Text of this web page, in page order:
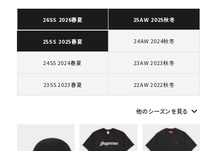
人気ワード 2026SS 2025AW 2025SS
Tシャツ・ロングスリーブ
キャップ・ハット
パーカー・クルーネック
カテゴリーから探す
並び順
26SS 2026春夏 25AW 2025秋冬
25SS 2025春夏 24AW 2024秋冬
24SS 2024春夏 23AW 2023秋冬
23SS 2023春夏 22AW 2022秋冬
他のシーズンを見る keyboard_arrow_down